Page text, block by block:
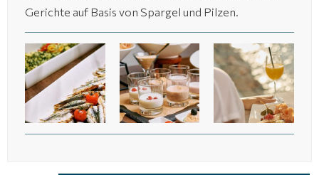
Gerichte auf Basis von Spargel und Pilzen.
(19 Fotos) (19 Fotos) (19 Fotos)